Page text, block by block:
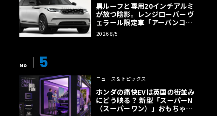
黒ルーフと専用20インチアルミ
が放つ陰影。レンジローバー ヴ
ェラール限定車「アーバンコン
トラスト・エディション」登場
2026 8/5
No 5
ニュース＆トピックス
ホンダの痛快EVは英国の街並み
にどう映る？ 新型「スーパーN
（スーパーワン）」おもちゃ箱